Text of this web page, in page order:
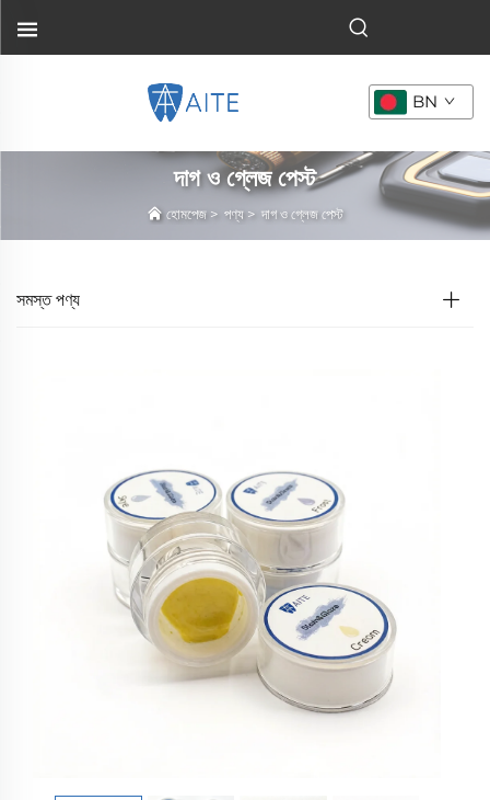
BN
দাগ ও গ্লেজ পেস্ট
হোমপেজ > পণ্য > দাগ ও গ্লেজ পেস্ট
সমস্ত পণ্য